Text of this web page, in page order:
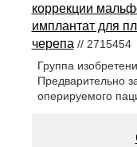
коррекции
имплантат для
черепа // 2715454
Группа
Предварительно
оперируемого